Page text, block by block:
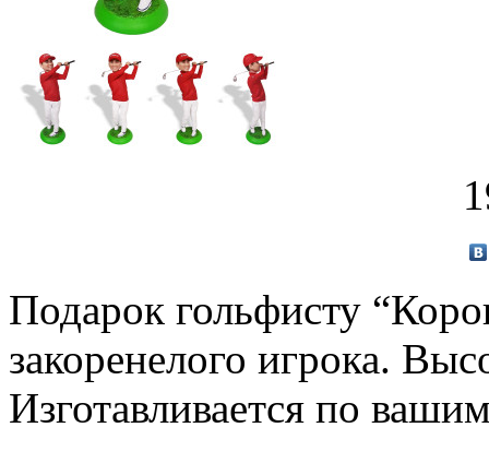
Подарок гольфисту
закоренелого игрока.
Изготавливается по